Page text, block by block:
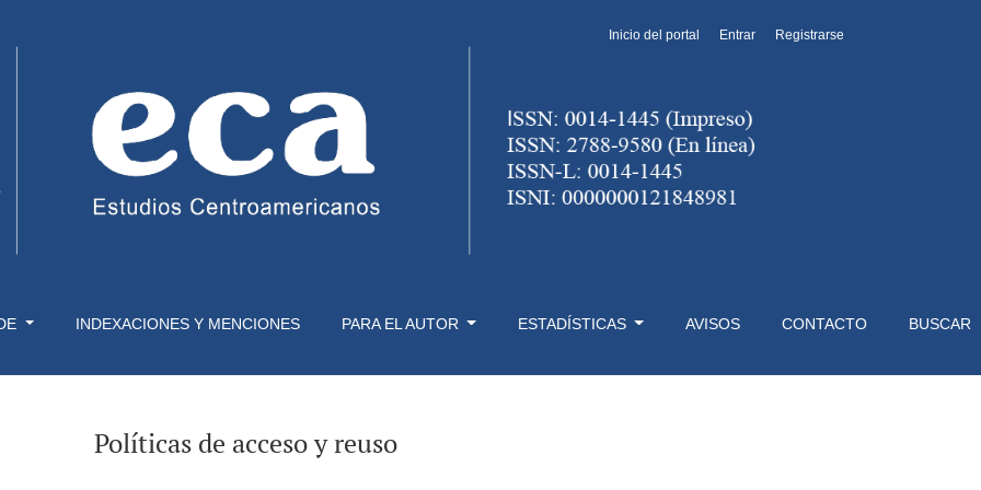
INDEXACIONES Y MENCIONES PARA EL AUTOR ESTADÍSTICAS AVISOS CONTACTO BUSCAR
Inicio del portal Entrar Registrarse
Políticas de acceso y reuso